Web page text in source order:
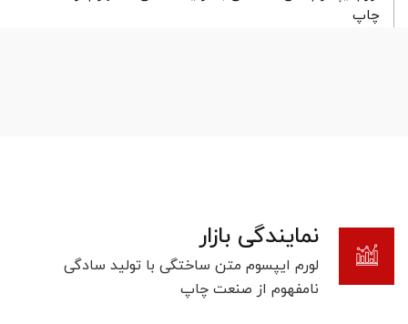
چاپ
نمایندگی بازار
لورم ایپسوم متن ساختگی با تولید سادگی
نامفهوم از صنعت چاپ